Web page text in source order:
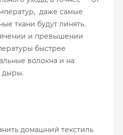
даже самые
ткани будут линять.
и превышении
быстрее
волокна и на
дыры.
домашний текстиль